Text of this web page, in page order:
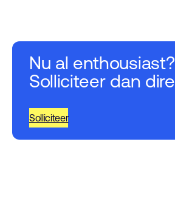
Nu al enthousiast?
Solliciteer dan
Solliciteer